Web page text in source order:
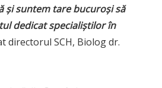
și suntem tare bucuroși să
dedicat specialiștilor în
directorul SCH, Biolog dr.